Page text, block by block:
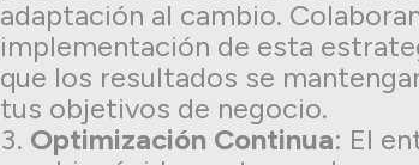
adaptación al cambio.
implementación de esta
que los resultados se
tus objetivos de negocio.
Optimización Continua: El